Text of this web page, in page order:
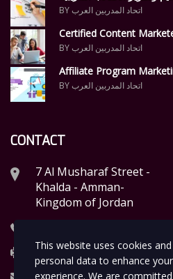
BY اتحاد المدربين العرب
Certified Content
BY اتحاد المدربين العرب
Affiliate Program
BY اتحاد المدربين العرب
CONTACT
7 Al Musharaf Street -
Khalda - Amman-
Kingdom of Jordan
Fax: +96265399057
This website uses cookies
personal data to enhance
experience. We are